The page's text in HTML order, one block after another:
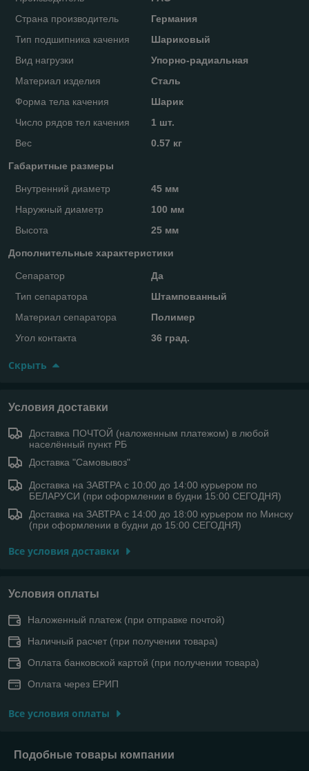
Страна производитель
Германия
Тип подшипника качения
Шариковый
Вид нагрузки
Упорно-радиальная
Материал изделия
Сталь
Форма тела качения
Шарик
Число рядов тел качения
1 шт.
Вес
0.57 кг
Габаритные размеры
Внутренний диаметр
45 мм
Наружный диаметр
100 мм
Высота
25 мм
Дополнительные характеристики
Сепаратор
Да
Тип сепаратора
Штампованный
Материал сепаратора
Полимер
Угол контакта
36 град.
Скрыть
Условия доставки
Доставка ПОЧТОЙ (наложенным платежом) в любой
населённый пункт РБ
Доставка "Самовывоз"
Доставка на ЗАВТРА с 10:00 до 14:00 курьером по
БЕЛАРУСИ (при оформлении в будни 15:00 СЕГОДНЯ)
Доставка на ЗАВТРА с 14:00 до 18:00 курьером по Минску
(при оформлении в будни до 15:00 СЕГОДНЯ)
Все условия доставки
Условия оплаты
Наложенный платеж (при отправке почтой)
Наличный расчет (при получении товара)
Оплата банковской картой (при получении товара)
Оплата через ЕРИП
Все условия оплаты
Подобные товары компании